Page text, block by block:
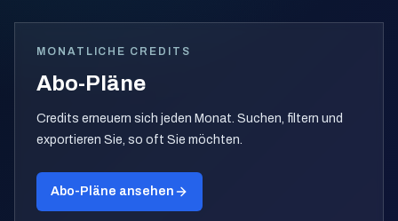
MONATLICHE CREDITS
Abo-Pläne
Credits erneuern sich jeden Monat. Suchen, filtern und
exportieren Sie, so oft Sie möchten.
Abo-Pläne ansehen